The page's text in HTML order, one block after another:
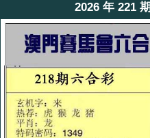
2026 年 221